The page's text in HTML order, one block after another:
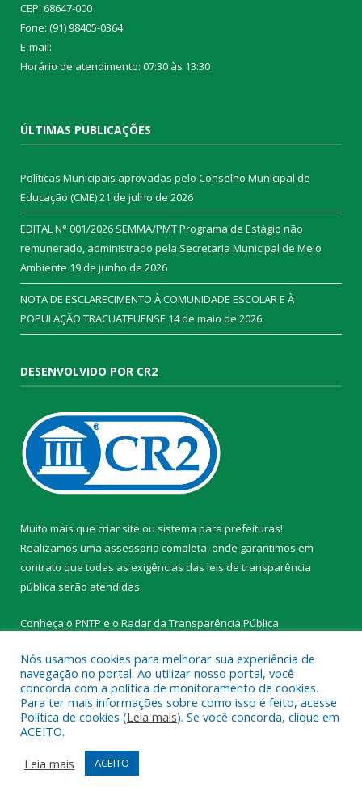
CEP: 68647-000
Fone: (91) 98405-0364
E-mail:
Horário de atendimento: 07:30 às 13:30
ÚLTIMAS PUBLICAÇÕES
Políticas Municipais aprovadas pelo Conselho Municipal de
Educação (CME)21 de julho de 2026
EDITAL N° 001/2026 SEMMA/PMT Programa de Estágio não
remunerado, administrado pela Secretaria Municipal de Meio
Ambiente 19 de junho de 2026
NOTA DE ESCLARECIMENTO À COMUNIDADE ESCOLAR E À
POPULAÇÃO TRACUATEUENSE 14 de maio de 2026
DESENVOLVIDO POR CR2
Muito mais que criar site ou sistema para prefeituras!
Realizamos uma assessoria completa, onde garantimos em
contrato que todas as exigências das leis de transparência
pública serão atendidas.
Conheça o PNTP e o Radar da Transparência Pública
Todos os direitos reservados a Prefeitura Municipal de
Tracuateua.
Mapa do Site
Acessar Área Administrativa
Acessar Webmail
Nós usamos cookies para melhorar sua experiência de
navegação no portal. Ao utilizar nosso portal, você
concorda com a política de monitoramento de cookies.
Para ter mais informações sobre como isso é feito, acesse
Política de cookies (Leia mais). Se você concorda, clique em
ACEITO.
Leia mais
ACEITO